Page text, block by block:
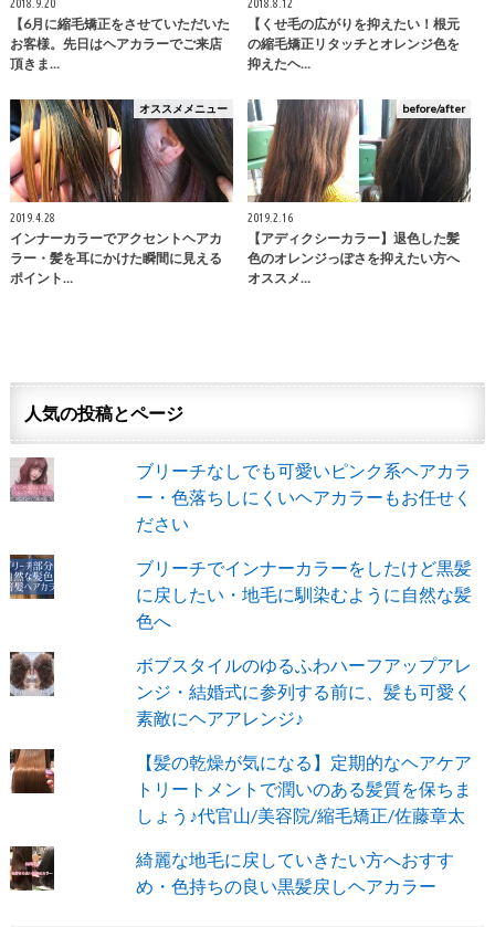
2018.9.20
【6月に縮毛矯正をさせていただいた
お客様。先日はヘアカラーでご来店
頂きま…
2018.8.12
【くせ毛の広がりを抑えたい！根元
の縮毛矯正リタッチとオレンジ色を
抑えたヘ…
オススメメニュー
2019.4.28
インナーカラーでアクセントヘアカ
ラー・髪を耳にかけた瞬間に見える
ポイント…
before/after
2019.2.16
【アディクシーカラー】退色した髪
色のオレンジっぽさを抑えたい方へ
オススメ…
人気の投稿とページ
ブリーチなしでも可愛いピンク系ヘアカラ
ー・色落ちしにくいヘアカラーもお任せく
ださい
ブリーチでインナーカラーをしたけど黒髪
に戻したい・地毛に馴染むように自然な髪
色へ
ボブスタイルのゆるふわハーフアップアレ
ンジ・結婚式に参列する前に、髪も可愛く
素敵にヘアアレンジ♪
【髪の乾燥が気になる】定期的なヘアケア
トリートメントで潤いのある髪質を保ちま
しょう♪代官山/美容院/縮毛矯正/佐藤章太
綺麗な地毛に戻していきたい方へおすす
め・色持ちの良い黒髪戻しヘアカラー